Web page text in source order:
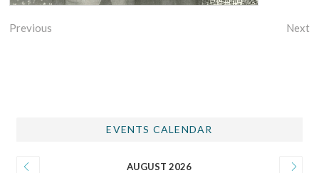
Previous Next
EVENTS CALENDAR
AUGUST 2026